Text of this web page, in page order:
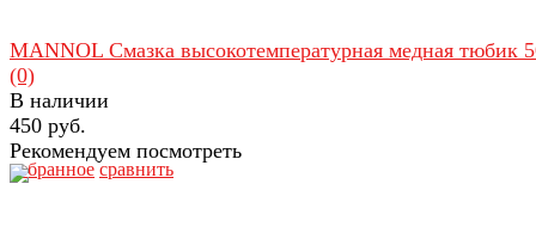
избранное сравнить
MANNOL Смазка высокотемпературная медная тюбик
(0)
В наличии
450 руб.
Рекомендуем посмотреть